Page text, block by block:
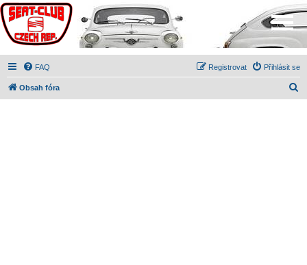
FAQ Přihlásit se
Registrovat
Obsah fóra